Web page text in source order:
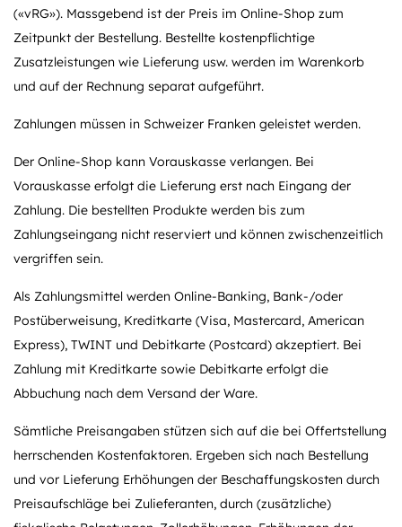
(«vRG»). Massgebend ist der Preis im Online-Shop zum
Zeitpunkt der Bestellung. Bestellte kostenpflichtige
Zusatzleistungen wie Lieferung usw. werden im Warenkorb
und auf der Rechnung separat aufgeführt.
Zahlungen müssen in Schweizer Franken geleistet werden.
Der Online-Shop kann Vorauskasse verlangen. Bei
Vorauskasse erfolgt die Lieferung erst nach Eingang der
Zahlung. Die bestellten Produkte werden bis zum
Zahlungseingang nicht reserviert und können zwischenzeitlich
vergriffen sein.
Als Zahlungsmittel werden Online-Banking, Bank-/oder
Postüberweisung, Kreditkarte (Visa, Mastercard, American
Express), TWINT und Debitkarte (Postcard) akzeptiert. Bei
Zahlung mit Kreditkarte sowie Debitkarte erfolgt die
Abbuchung nach dem Versand der Ware.
Sämtliche Preisangaben stützen sich auf die bei Offertstellung
herrschenden Kostenfaktoren. Ergeben sich nach Bestellung
und vor Lieferung Erhöhungen der Beschaffungskosten durch
Preisaufschläge bei Zulieferanten, durch (zusätzliche)